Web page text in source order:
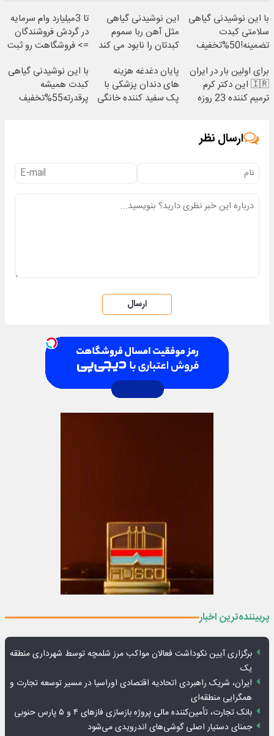
با این نوشیدنی گیاهی
سلامتی کبدت
تضمینه!50%تخفیف
این نوشیدنی گیاهی
مثل آهن ربا سموم
کبدتان را نابود می کند
تا 3میلیارد وام سرمایه
در گردش فروشندگان
=> فروشگاهت رو ثبت
برای اولین بار در ایران
🇮🇷 این دکتر کرم
ترمیم کننده 23 روزه
پایان دغدغه هزینه
های دندان پزشکی با
پک سفید کننده خانگی
با این نوشیدنی گیاهی
کبدت همیشه
پرقدرته55%تخفیف
ارسال نظر
ارسال
پربیننده‌ترین اخبار
برگزاری آیین نکوداشت فعالان مواکب مرز شلمچه توسط شهرداری منطقه
یک
ایران، شریک راهبردی اتحادیه اقتصادی اوراسیا در مسیر توسعه تجارت و
همگرایی منطقه‌ای
بانک تجارت، تأمین‌کننده مالی پروژه بازسازی فازهای ۴ و ۵ پارس حنوبی
جمنای دستیار اصلی گوشی‌های اندرویدی می‌شود